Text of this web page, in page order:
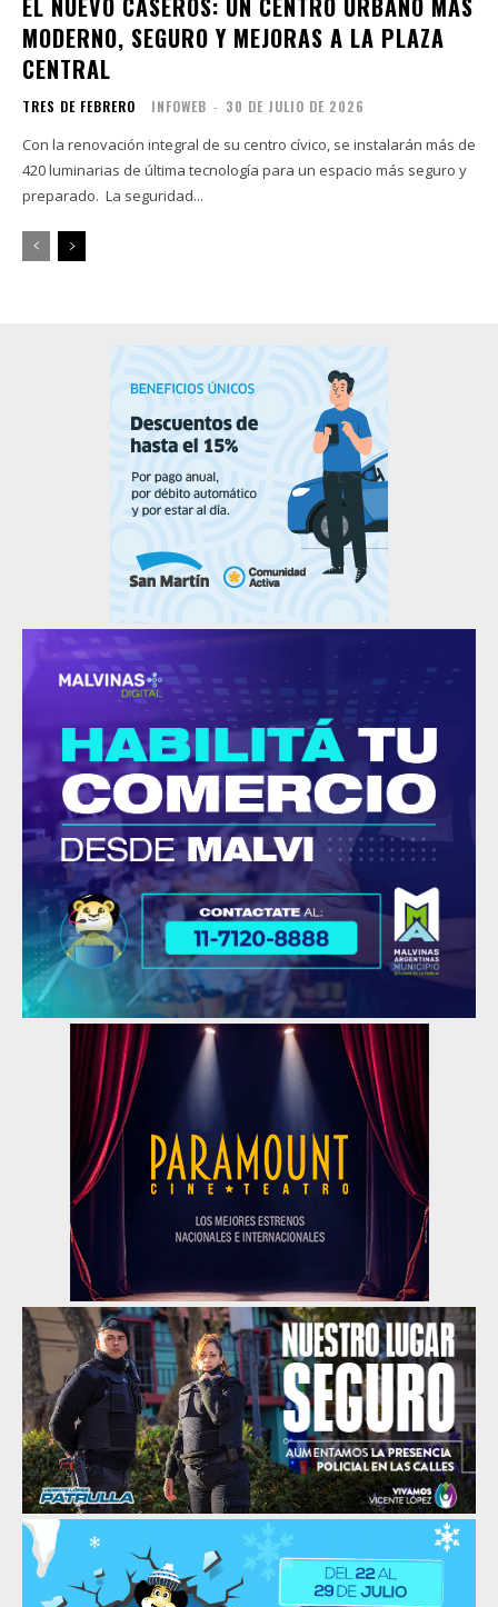
EL NUEVO CASEROS: UN CENTRO URBANO MÁS
MODERNO, SEGURO Y MEJORAS A LA PLAZA
CENTRAL
TRES DE FEBRERO INFOWEB - 30 DE JULIO DE 2026
Con la renovación integral de su centro cívico, se instalarán más de
420 luminarias de última tecnología para un espacio más seguro y
preparado. La seguridad...